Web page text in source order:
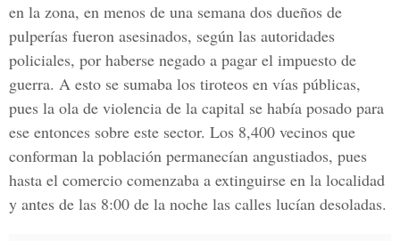
en la zona, en menos de una semana dos dueños de
pulperías fueron asesinados, según las autoridades
policiales, por haberse negado a pagar el impuesto de
guerra. A esto se sumaba los tiroteos en vías públicas,
pues la ola de violencia de la capital se había posado para
ese entonces sobre este sector. Los 8,400 vecinos que
conforman la población permanecían angustiados, pues
hasta el comercio comenzaba a extinguirse en la localidad
y antes de las 8:00 de la noche las calles lucían desoladas.